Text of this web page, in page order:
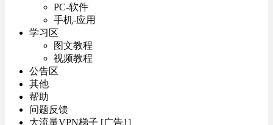
PC-软件
手机-应用
学习区
图文教程
视频教程
公告区
其他
帮助
问题反馈
大流量VPN梯子 [广告1]